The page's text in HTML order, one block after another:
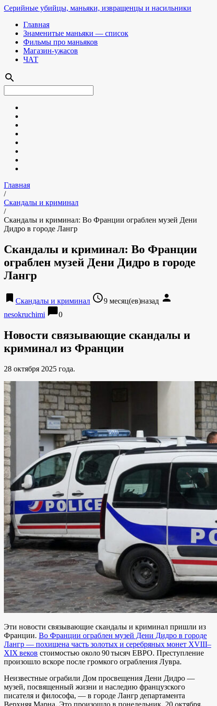
Серийные убийцы, маньяки, извращенцы и насильники
Главная
Знаменитые маньяки — список
Фильмы про маньяков
Магазин-ужасов
ЧАТ
search
Главная
/
Скандалы и криминал
/
Скандалы и криминал: Во Франции ограблен музей Дени
Дидро в городе Лангр
Скандалы и криминал: Во Франции
ограблен музей Дени Дидро в городе
Лангр
bookmark Скандалы и криминал access_time9 месяц(ев)назад person
nesokruchimi chat_bubble0
Новости связывающие скандалы и
криминал из Франции
28 октября 2025 года.
Эти новости связывающие скандалы и криминал пришли из
Франции. Во Франции ограблен музей Дени Дидро в городе
Лангр — похищена часть золотых и серебряных монет XVIII–
XIX веков стоимостью около 90 тысяч ЕВРО. Преступление
произошло вскоре после громкого ограбления Лувра.
Неизвестные ограбили Дом просвещения Дени Дидро —
музей, посвященный жизни и наследию французского
писателя и философа, — в городе Лангр департамента
Верхняя Марна. Это произошло в понедельник, 20 октября,